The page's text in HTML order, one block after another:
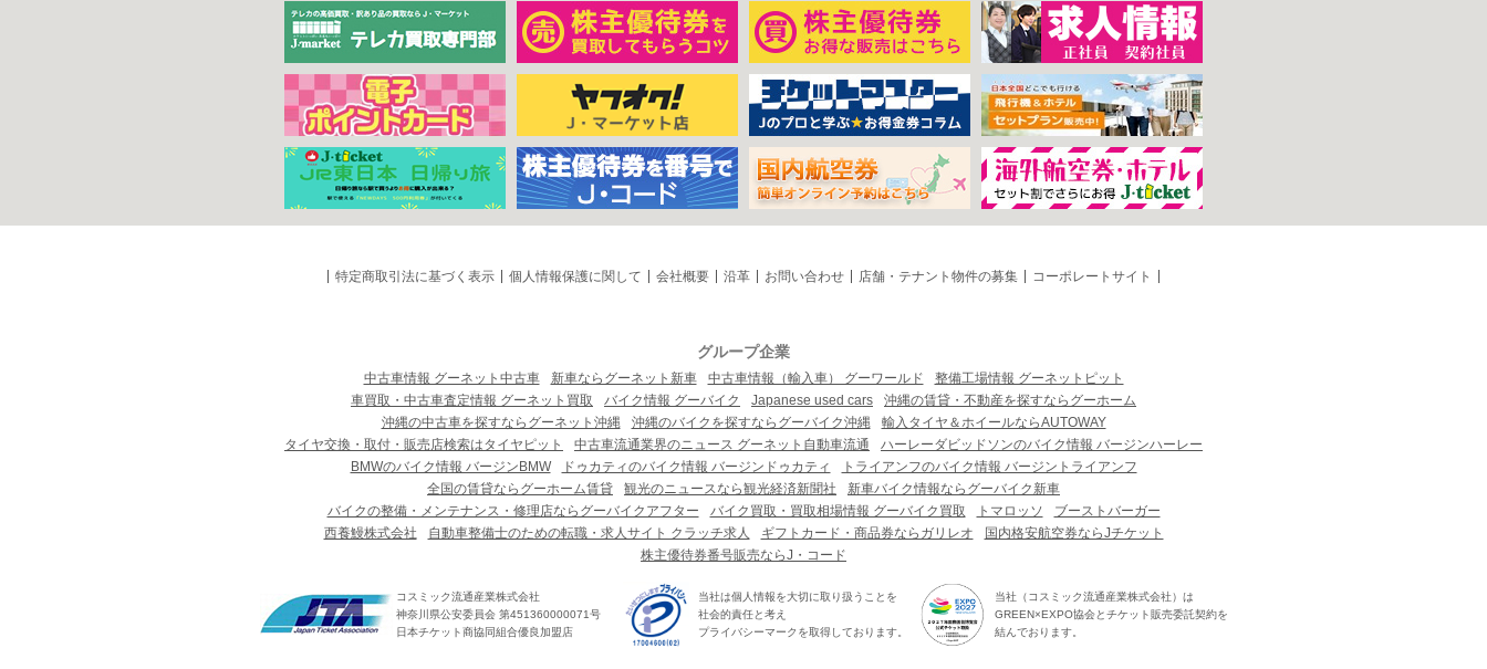
特定商取引法に基づく表示 個人情報保護に関して 会社概要 沿革 お問い合わせ 店舗・テナント物件の募集 コーポレートサイト
グループ企業
中古車情報 グーネット中古車 新車ならグーネット新車 中古車情報（輸入車） グーワールド
整備工場情報 グーネットピット
車買取・中古車査定情報 グーネット買取
バイク情報 グーバイク Japanese used cars
沖縄の賃貸・不動産を探すならグーホーム
沖縄の中古車を探すならグーネット沖縄
沖縄のバイクを探すならグーバイク沖縄
輸入タイヤ＆ホイールならAUTOWAY
タイヤ交換・取付・販売店検索はタイヤピット
中古車流通業界のニュース グーネット自動車流通
ハーレーダビッドソンのバイク情報 バージンハーレー
BMWのバイク情報 バージンBMW
ドゥカティのバイク情報 バージンドゥカティ
トライアンフのバイク情報 バージントライアンフ
全国の賃貸ならグーホーム賃貸
観光のニュースなら観光経済新聞社
新車バイク情報ならグーバイク新車
バイクの整備・メンテナンス・修理店ならグーバイクアフター
バイク買取・買取相場情報 グーバイク買取 トマロッソ
ブーストバーガー
西養鰻株式会社
自動車整備士のための転職・求人サイト クラッチ求人 ギフトカード・商品券ならガリレオ
国内格安航空券ならJチケット
株主優待券番号販売ならJ・コード
コスミック流通産業株式会社
神奈川県公安委員会 第451360000071号
日本チケット商協同組合優良加盟店
当社は個人情報を大切に取り扱うことを
社会的責任と考え
プライバシーマークを取得しております。
当社（コスミック流通産業株式会社）は
GREEN×EXPO協会とチケット販売委託契約を
結んでおります。